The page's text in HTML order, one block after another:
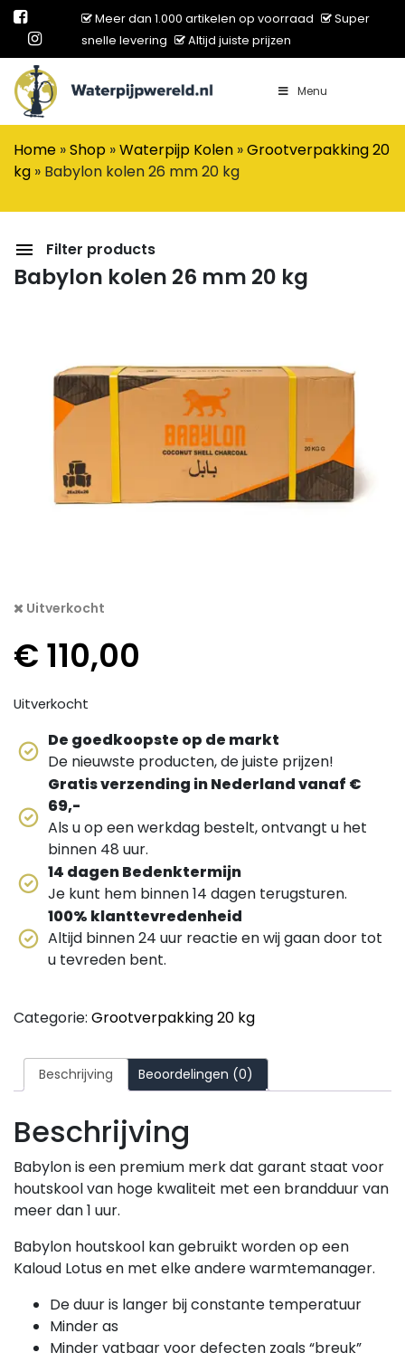
Meer dan 1.000 artikelen op voorraad
Super
snelle levering
Altijd juiste prijzen
Main Navigation Menu
Home »Shop »Waterpijp Kolen »Grootverpakking 20
kg » Babylon kolen 26 mm 20 kg
Filter products
Babylon kolen 26 mm 20 kg
Uitverkocht
€ 110,00
De goedkoopste op de markt
De nieuwste producten, de juiste prijzen!
Gratis verzending in Nederland vanaf €
69,-
Als u op een werkdag bestelt, ontvangt u het
binnen 48 uur.
14 dagen Bedenktermijn
Je kunt hem binnen 14 dagen terugsturen.
100% klanttevredenheid
Altijd binnen 24 uur reactie en wij gaan door tot
u tevreden bent.
Uitverkocht
Categorie: Grootverpakking 20 kg
Beschrijving Beoordelingen (0)
Beschrijving
Babylon is een premium merk dat garant staat voor
houtskool van hoge kwaliteit met een brandduur van
meer dan 1 uur.
Babylon houtskool kan gebruikt worden op een
Kaloud Lotus en met elke andere warmtemanager.
De duur is langer bij constante temperatuur
Minder as
Minder vatbaar voor defecten zoals “breuk”